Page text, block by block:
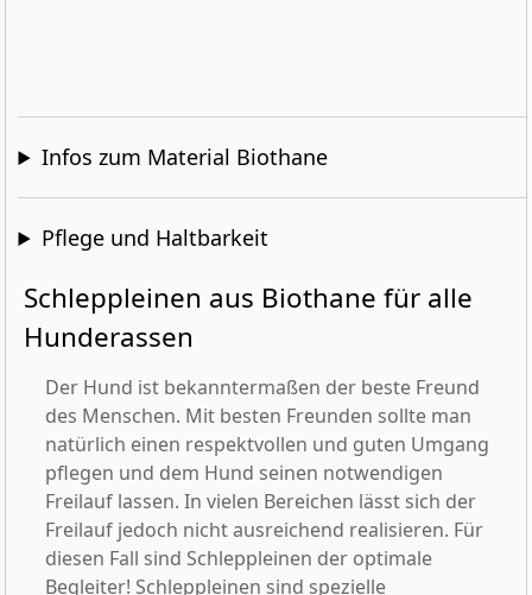
Infos zum Material Biothane
Pflege und Haltbarkeit
Schleppleinen aus Biothane für alle
Hunderassen
Der Hund ist bekanntermaßen der beste Freund
des Menschen. Mit besten Freunden sollte man
natürlich einen respektvollen und guten Umgang
pflegen und dem Hund seinen notwendigen
Freilauf lassen. In vielen Bereichen lässt sich der
Freilauf jedoch nicht ausreichend realisieren. Für
diesen Fall sind Schleppleinen der optimale
Begleiter! Schleppleinen sind spezielle